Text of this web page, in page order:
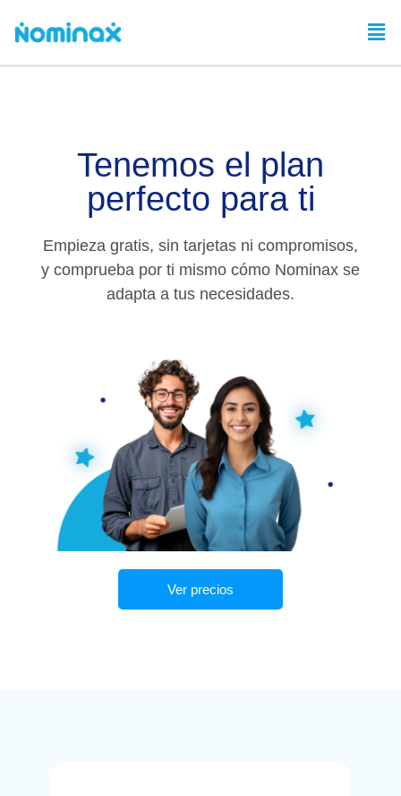
Tenemos el plan
perfecto para ti
Empieza gratis, sin tarjetas ni compromisos,
y comprueba por ti mismo cómo Nominax se
adapta a tus necesidades.
Ver precios